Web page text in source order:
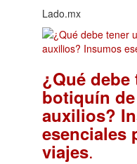
Lado.mx
¿Qué debe
botiquín
auxilios?
esenciales
viajes.